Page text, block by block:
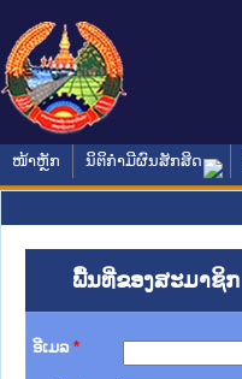
ໜ້າຫຼັກ ນິຕິກໍາມີຜົນສັກສິດ
ພື້ນທີ່ຂອງສະມາຊິກ
ອີເມລ *